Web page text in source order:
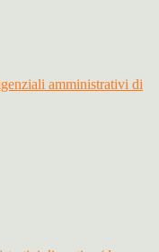
amministrativi di